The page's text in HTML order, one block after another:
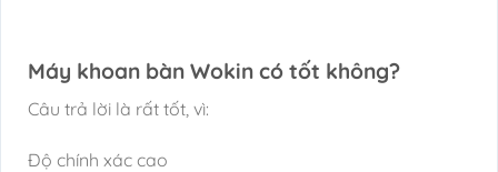
Máy khoan bàn Wokin có tốt không?
Câu trả lời là rất tốt, vì:
Độ chính xác cao